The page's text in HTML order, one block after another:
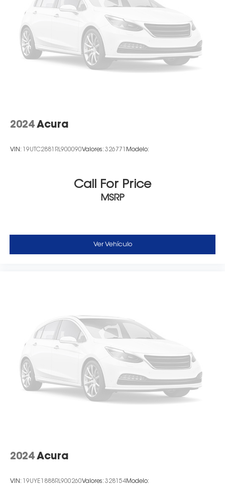
2024 Acura
VIN: 19UTC2881RL900090Valores: 326771 Modelo:
Call For Price
MSRP
Ver Vehículo
2024 Acura
VIN: 19UYE1888RL900260Valores: 328154Modelo: